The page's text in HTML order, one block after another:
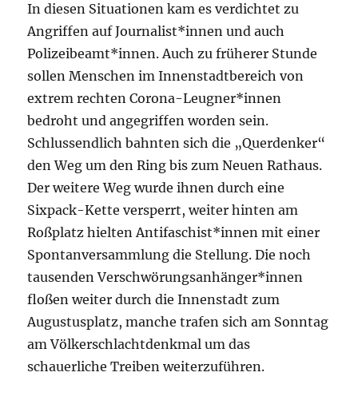
In diesen Situationen kam es verdichtet zu
Angriffen auf Journalist*innen und auch
Polizeibeamt*innen. Auch zu früherer Stunde
sollen Menschen im Innenstadtbereich von
extrem rechten Corona-Leugner*innen
bedroht und angegriffen worden sein.
Schlussendlich bahnten sich die „Querdenker“
den Weg um den Ring bis zum Neuen Rathaus.
Der weitere Weg wurde ihnen durch eine
Sixpack-Kette versperrt, weiter hinten am
Roßplatz hielten Antifaschist*innen mit einer
Spontanversammlung die Stellung. Die noch
tausenden Verschwörungsanhänger*innen
floßen weiter durch die Innenstadt zum
Augustusplatz, manche trafen sich am Sonntag
am Völkerschlachtdenkmal um das
schauerliche Treiben weiterzuführen.